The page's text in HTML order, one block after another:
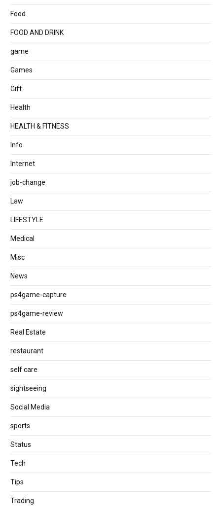
Food
FOOD AND DRINK
game
Games
Gift
Health
HEALTH & FITNESS
Info
Internet
job‐change
Law
LIFESTYLE
Medical
Misc
News
ps4game-capture
ps4game-review
Real Estate
restaurant
self care
sightseeing
Social Media
sports
Status
Tech
Tips
Trading